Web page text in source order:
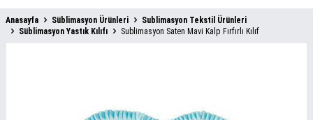
Anasayfa Süblimasyon Ürünleri
Sublimasyon Tekstil Ürünleri
Süblimasyon Yastık Kılıfı
Sublimasyon Saten Mavi Kalp Fırfırlı Kılıf